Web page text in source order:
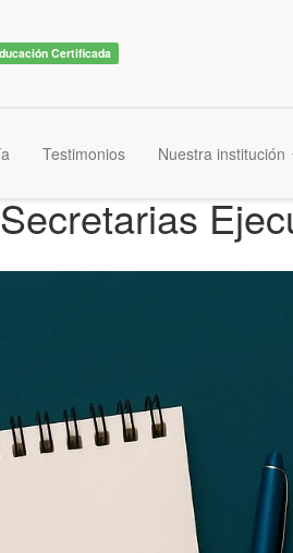
Certificada
Testimonios Nuestra institución